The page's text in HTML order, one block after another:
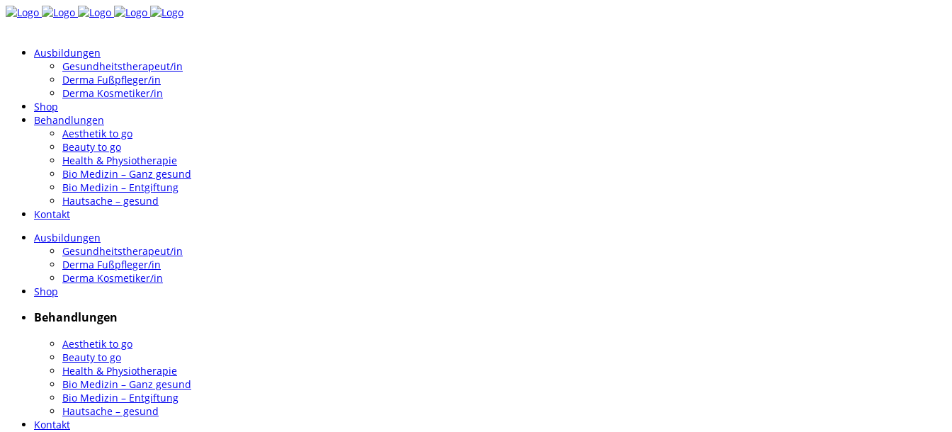
Ausbildungen
Gesundheitstherapeut/in
Derma Fußpfleger/in
Derma Kosmetiker/in
Shop
Behandlungen
Aesthetik to go
Beauty to go
Health & Physiotherapie
Bio Medizin – Ganz gesund
Bio Medizin – Entgiftung
Hautsache – gesund
Kontakt
Ausbildungen
Gesundheitstherapeut/in
Derma Fußpfleger/in
Derma Kosmetiker/in
Shop
Behandlungen
Aesthetik to go
Beauty to go
Health & Physiotherapie
Bio Medizin – Ganz gesund
Bio Medizin – Entgiftung
Hautsache – gesund
Kontakt